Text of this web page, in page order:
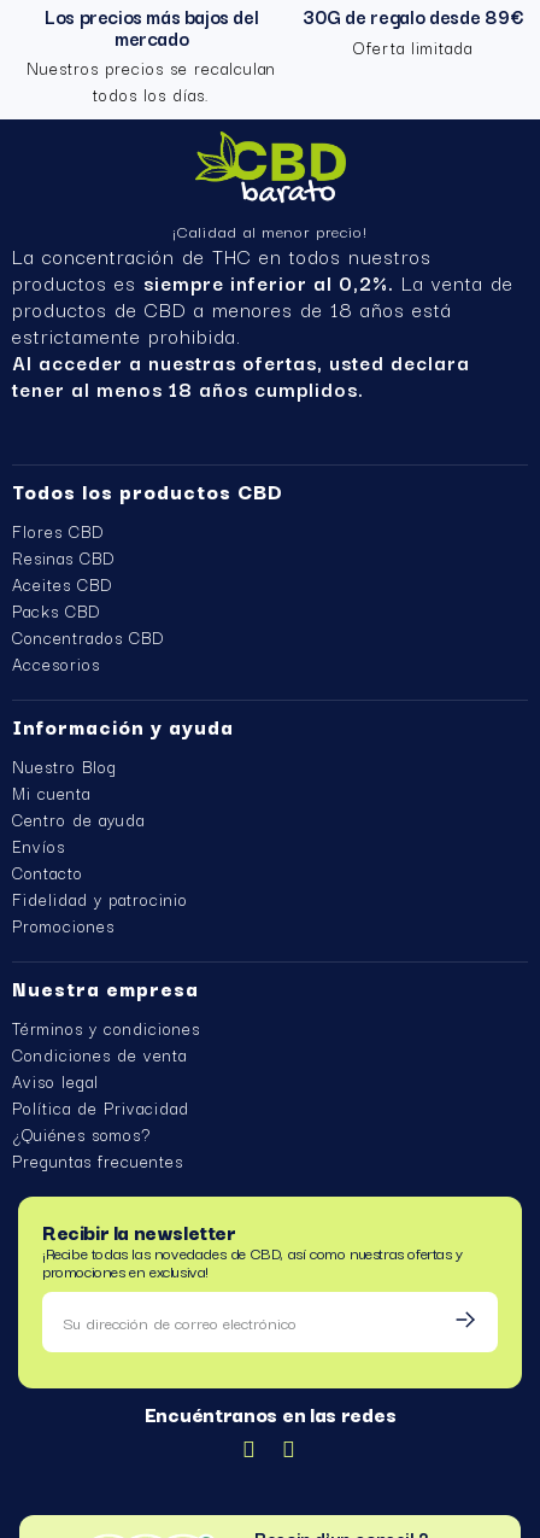
Los precios más bajos del
mercado
Nuestros precios se recalculan
todos los días.
30G de regalo desde 89€
Oferta limitada
¡Calidad al menor precio!
La concentración de THC en todos nuestros
productos es siempre inferior al 0,2%. La venta de
productos de CBD a menores de 18 años está
estrictamente prohibida.
Al acceder a nuestras ofertas, usted declara
tener al menos 18 años cumplidos.
Todos los productos CBD
Flores CBD
Resinas CBD
Aceites CBD
Packs CBD
Concentrados CBD
Accesorios
Información y ayuda
Nuestro Blog
Mi cuenta
Centro de ayuda
Envíos
Contacto
Fidelidad y patrocinio
Promociones
Nuestra empresa
Términos y condiciones
Condiciones de venta
Aviso legal
Política de Privacidad
¿Quiénes somos?
Preguntas frecuentes
Recibir la newsletter
¡Recibe todas las novedades de CBD, así como nuestras ofertas y
promociones en exclusiva!
Encuéntranos en las redes